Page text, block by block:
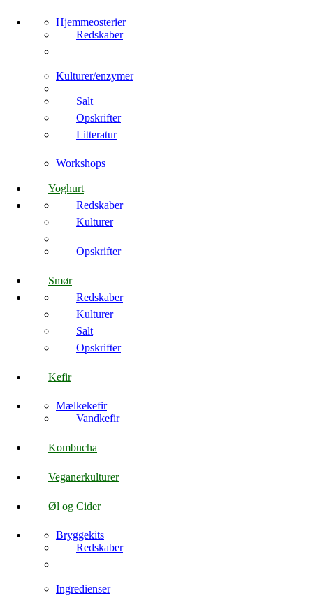
Hjemmeosterier
Redskaber
Kulturer/enzymer
Salt
Opskrifter
Litteratur
Workshops
Yoghurt
Redskaber
Kulturer
Opskrifter
Smør
Redskaber
Kulturer
Salt
Opskrifter
Kefir
Mælkekefir
Vandkefir
Kombucha
Veganerkulturer
Øl og Cider
Bryggekits
Redskaber
Ingredienser